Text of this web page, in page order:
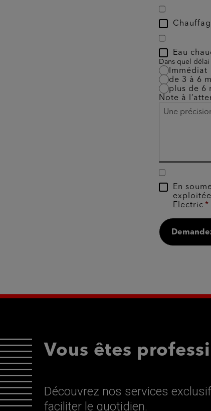
Eau
Dans quel délai
Immédiat
de 3 à 6
plus de 6
Note à
En
Electric
Vous êtes
Découvrez nos services
faciliter le quotidien.